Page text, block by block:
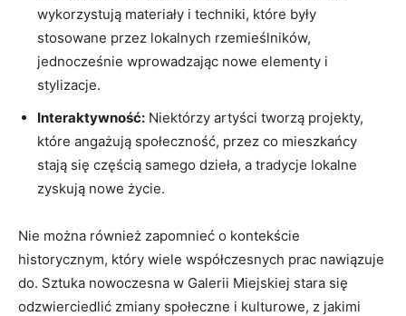
wykorzystują materiały i techniki, które były
stosowane przez lokalnych rzemieślników,
jednocześnie wprowadzając nowe elementy i
stylizacje.
Interaktywność: Niektórzy artyści tworzą projekty,
które angażują społeczność, przez co mieszkańcy
stają się częścią ‍samego dzieła, a tradycje lokalne
zyskują nowe życie.
Nie można również zapomnieć o ​kontekście
⁣historycznym, który wiele współczesnych prac nawiązuje
do. ⁢Sztuka nowoczesna ⁢w Galerii Miejskiej stara się
odzwierciedlić zmiany​ społeczne i kulturowe, z jakimi